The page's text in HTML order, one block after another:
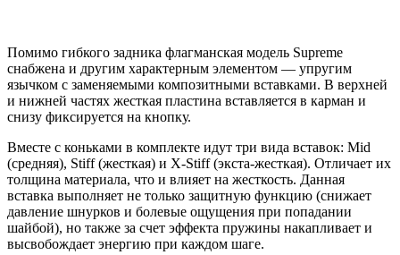
Помимо гибкого задника флагманская модель Supreme
снабжена и другим характерным элементом — упругим
язычком с заменяемыми композитными вставками. В верхней
и нижней частях жесткая пластина вставляется в карман и
снизу фиксируется на кнопку.
Вместе с коньками в комплекте идут три вида вставок: Mid
(средняя), Stiff (жесткая) и X-Stiff (экста-жесткая). Отличает их
толщина материала, что и влияет на жесткость. Данная
вставка выполняет не только защитную функцию (снижает
давление шнурков и болевые ощущения при попадании
шайбой), но также за счет эффекта пружины накапливает и
высвобождает энергию при каждом шаге.